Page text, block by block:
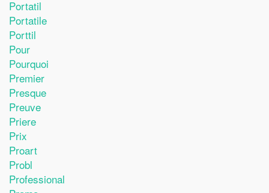
Portatil
Portatile
Porttil
Pour
Pourquoi
Premier
Presque
Preuve
Priere
Prix
Proart
Probl
Professional